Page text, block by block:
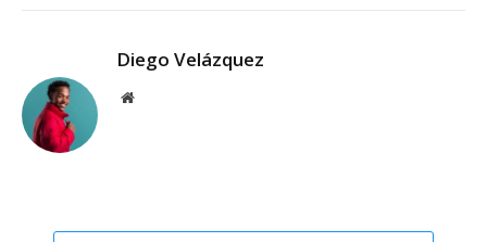
Diego Velázquez
Website